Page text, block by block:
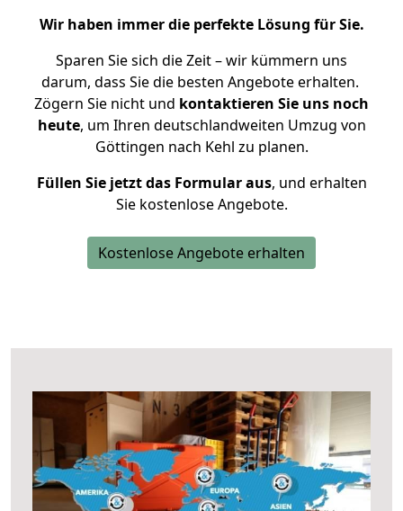
Wir haben immer die perfekte Lösung für Sie.
Sparen Sie sich die Zeit – wir kümmern uns
darum, dass Sie die besten Angebote erhalten.
Zögern Sie nicht und kontaktieren Sie uns noch
heute, um Ihren deutschlandweiten Umzug von
Göttingen nach Kehl zu planen.
Füllen Sie jetzt das Formular aus, und erhalten
Sie kostenlose Angebote.
Kostenlose Angebote erhalten